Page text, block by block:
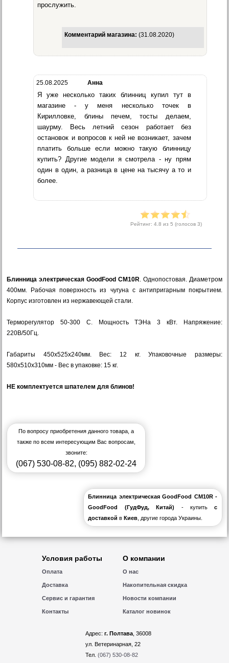
прослужить.
Комментарий магазина: (31.08.2020)
25.08.2025 Анна
Я уже несколько таких блинниц купил тут в
магазине - у меня несколько точек в
Кирилловке, блины печем, тосты делаем,
шаурму. Весь летний сезон работает без
остановок и вопросов к ней не возникает, зачем
платить больше если можно такую блинницу
купить? Другие модели я смотрела - ну прям
один в один, а разница в цене на тысячу а то и
более.
Рейтинг: 4.8 из 5 (голосов 3)
Блинница электрическая GoodFood CM10R. Однопостовая. Диаметром
400мм. Рабочая поверхность из чугуна с антипригарным покрытием.
Корпус изготовлен из нержавеющей стали.
Терморегулятор 50-300 С. Мощность ТЭНа 3 кВт. Напряжение:
220В/50Гц.
Габариты 450х525х240мм. Вес: 12 кг. Упаковочные размеры:
580х510х310мм - Вес в упаковке: 15 кг.
НЕ комплектуется шпателем для блинов!
По вопросу приобретения данного товара, а
также по всем интересующим Вас вопросам,
звоните:
(067) 530-08-82, (095) 882-02-24
Блинница электрическая GoodFood CM10R -
GoodFood (ГудФуд, Китай) - купитьс
доставкой вКиев , другие города Украины.
Условия работы
Оплата
Доставка
Сервис и гарантия
Контакты
О компании
О нас
Накопительная скидка
Новости компании
Каталог новинок
Адрес: г. Полтава, 36008
ул. Ветеринарная, 22
Тел. (067) 530-08-82